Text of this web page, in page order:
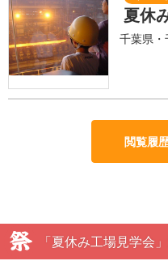
夏休
千葉県
閲覧履
「夏休み工場見学会